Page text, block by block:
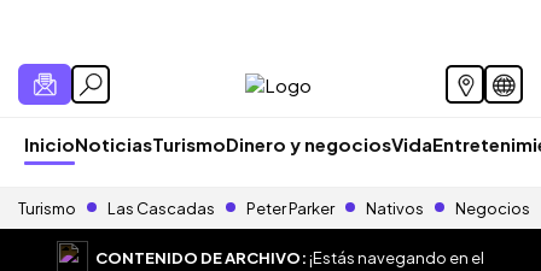
InicioNoticiasTurismoDinero y negociosVida
Turismo Las Cascadas Peter Parker Nativos Negocios
CONTENIDO DE ARCHIVO:¡Estás navegando en el